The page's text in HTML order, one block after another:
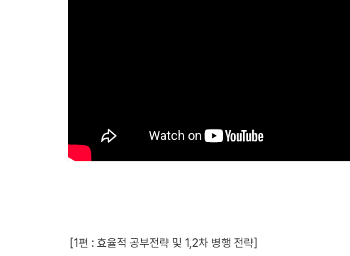
[1편 : 효율적 공부전략 및 1,2차 병행 전략]